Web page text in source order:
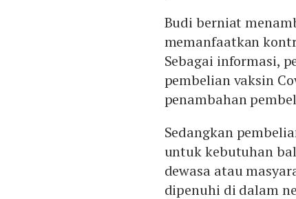
Budi berniat
memanfaatkan
Sebagai informasi,
pembelian vaksin
penambahan
Sedangkan
untuk kebutuhan
dewasa atau
dipenuhi di dalam